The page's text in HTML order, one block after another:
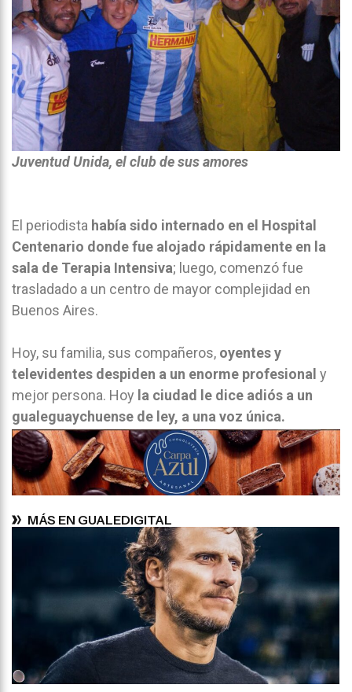
Juventud Unida, el club de sus amores
El periodista había sido internado en el Hospital
Centenario donde fue alojado rápidamente en la
sala de Terapia Intensiva; luego, comenzó fue
trasladado a un centro de mayor complejidad en
Buenos Aires.
Hoy, su familia, sus compañeros, oyentes y
televidentes despiden a un enorme profesional y
mejor persona. Hoy la ciudad le dice adiós a un
gualeguaychuense de ley, a una voz única.
MÁS EN GUALEDIGITAL